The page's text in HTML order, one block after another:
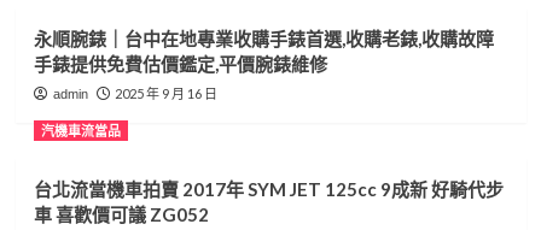
彰
化
房
屋
借
化
汽
永順腕錶｜台中在地專業收購手錶首選,收購老錶,收購故障
手錶提供免費估價鑑定,平價腕錶維修
admin 2025 年 9 月 16 日
汽機車流當品
台北流當機車拍賣 2017年 SYM JET 125cc 9成新 好騎代步
車 喜歡價可議 ZG052